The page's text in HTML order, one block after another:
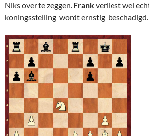
Niks over te zeggen. Frankverliest wel
koningsstelling wordt ernstig beschadigd.